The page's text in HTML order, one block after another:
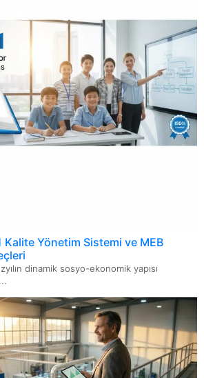
Teknolojileri Hizmet Yönetimi Sistemi
GMP-İyi Üretim Uygulamaları
Kalite Yönetim Sistemi ve MEB
dinamik sosyo-ekonomik yapısı